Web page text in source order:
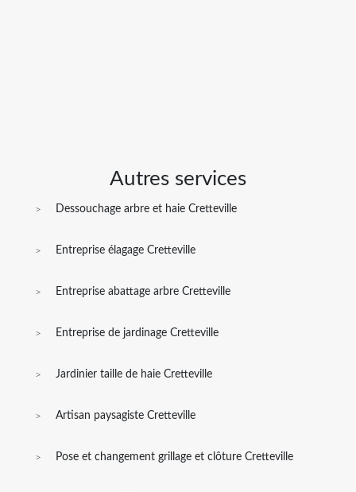
Autres services
Dessouchage arbre et haie Cretteville
Entreprise élagage Cretteville
Entreprise abattage arbre Cretteville
Entreprise de jardinage Cretteville
Jardinier taille de haie Cretteville
Artisan paysagiste Cretteville
Pose et changement grillage et clôture Cretteville